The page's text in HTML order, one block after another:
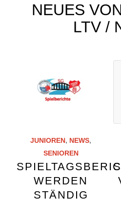
NEUES
LTV /
JUNIOREN, NEWS,
SENIOREN
WERDEN
STÄNDIG